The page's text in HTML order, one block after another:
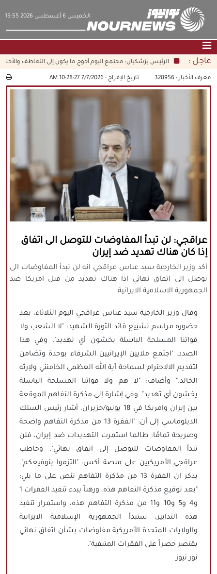
‫‫الخميس‬‬ 6 أغسطس 2026 19:55
الصفحة الرئيسية|التواصل معنا| من نحن
|
|
English
|العربيه|
עברית |
русский
كافة الحقوق محفوظة لموقع نورنيوز
يُرجى ذكر المصدر عند نقل أي موضوع عن
موقعنا
عاجل : الرئيس بزشكيان: مجتمع اليوم أحوج ما يكون إلى التعاطف والأخلاق
معرف الأخبار : 328956 تاريخ الإفراج :7/7/2026 10:28:27 AM
عراقجي: لن تبدأ المفاوضات للتوصل الى اتفاق
إذا كان هناك تهديد ضد إيران
أكد وزير الخارجية سيد عباس عراقجي انه لن تبدأ المفاوضات الى
توصل الى اتفاق نهائي اذا هناك تهديد من قبل امريكا ضد
الجمهورية الاسلامية الايرانية
وقال وزير الخارجية سيد عباس عراقجي اليوم الثلاثاء، بعد
حضوره مراسم تشييع قائد الثورة الشهيد: "لا الشعب ولا
قواتنا المسلحة الباسلة يخشون أي تهديد". وفي هذا
الصدد، "اجتمع ملايين الإيرانيين الشرفاء بوحدة وتضامن
لتقديم الالاحترام لسماحة آية الله العظمى الخامنئي ولإرثه
الخالد." وأضاف: "لا هم ولا قواتنا المسلحة الباسلة
يخشون أي تهديد". وفي إشارة إلى مذكرة التفاهم الموقعة
بين إيران وامريكا في 18 يونيو/حزيران، أشار رئيس السلك
الدبلوماسي إلى أن: "الفقرة 13 من مذكرة التفاهم واضحة
وصريحة تمامًا: طالما استمرت التهديدات ضد إيران، فلن
تبدأ المفاوضات للتوصل إلى اتفاق نهائي". وخاطب
عراقجي الأمريكيين على منصة أكس: "التزموا بتوقيعكم".
يذكر ان الفقرة 13 من مذكرة التفاهم تنص على ما يلي:
"بعد توقيع مذكرة التفاهم هذه، ورهناً ببدء تنفيذ الفقرات 1
و4 و5 و10 و11 من مذكرة التفاهم هذه، واستمرار تنفيذ
هذه التدابير، ستبدأ الجمهورية الإسلامية الايرانية
والولايات المتحدة الأمريكية مفاوضات بشأن اتفاق نهائي
يقتصر حصراً على الفقرات المتبقية".
نور نيوز